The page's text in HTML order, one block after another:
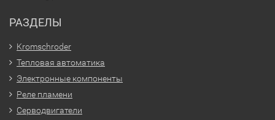
РАЗДЕЛЫ
Kromschroder
Тепловая автоматика
Электронные компоненты
Реле пламени
Серводвигатели